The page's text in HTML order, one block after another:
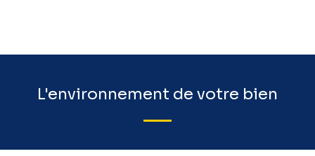
L'environnement de votre bien